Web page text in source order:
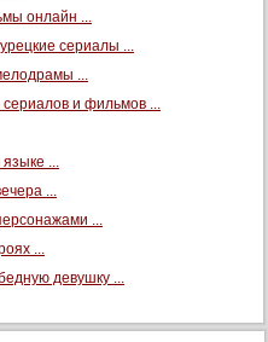
онлайн ...
сериалы ...
...
и фильмов ...
языке ...
...
...
...
девушку ...